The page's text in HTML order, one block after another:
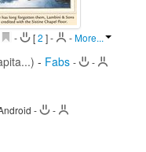
- [2 ]- -More...
- Fabs - -
- -